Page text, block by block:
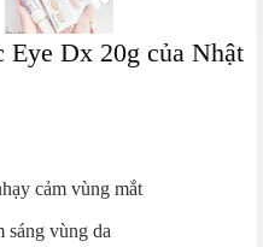
Dx 20g của Nhật
cảm vùng mắt
vùng da